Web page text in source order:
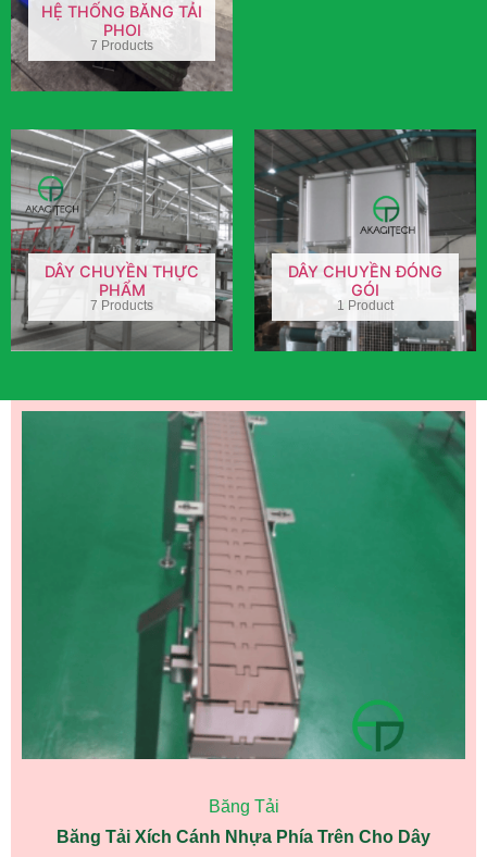
HỆ THỐNG BĂNG TẢI
PHOI
7 Products
DÂY CHUYỀN THỰC
PHẨM
7 Products
DÂY CHUYỀN ĐÓNG
GÓI
1 Product
Băng Tải
Băng Tải Xích Cánh Nhựa Phía Trên Cho Dây